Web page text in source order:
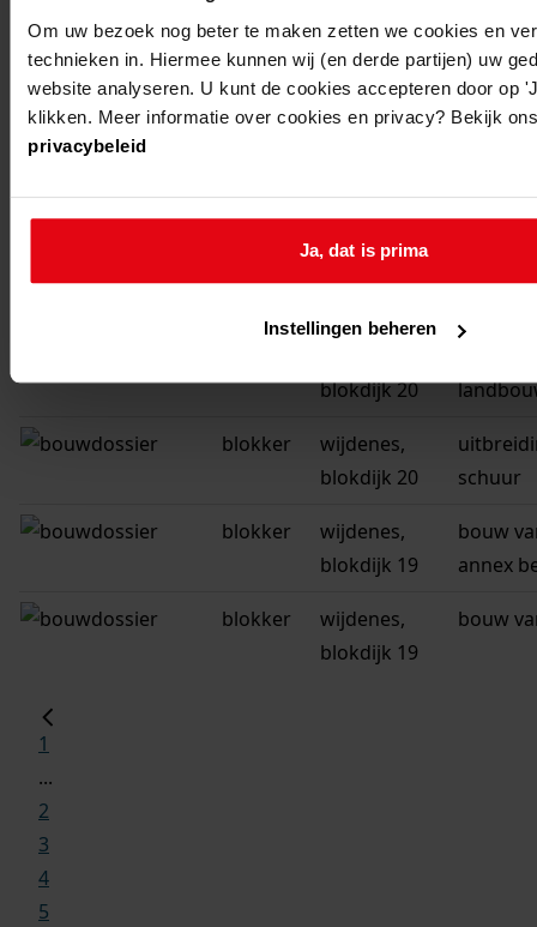
Om uw bezoek nog beter te maken zetten we cookies en
technieken in. Hiermee kunnen wij (en derde partijen) uw
website analyseren. U kunt de cookies accepteren door op
klikken. Meer informatie over cookies en privacy? Bekijk
privacybeleid
Ja, dat is prima
Instellingen beheren
blokker
blokker,
postweg -
kapberg
wijdenes,
blokdijk 20
blokker
wijdenes,
blokdijk 20
schuur
blokker
wijdenes,
blokdijk 19
bouw
annex
blokker
wijdenes,
blokdijk 19
bouw
1
...
2
3
4
5